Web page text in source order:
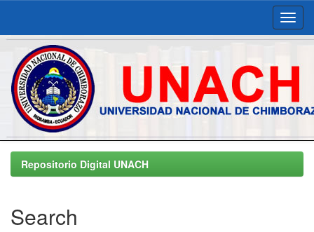
Skip
navigationRepositorio Digital UNACH
Search